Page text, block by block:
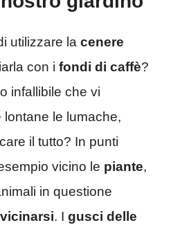
utilizzare la cenere
con i fondi di caffè?
infallibile che vi
lontane le lumache,
il tutto? In punti
vicino le piante,
in questione
. I gusci delle